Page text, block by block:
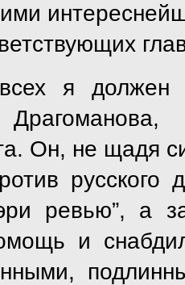
я должен
Он, не щадя
ревью”, а
и